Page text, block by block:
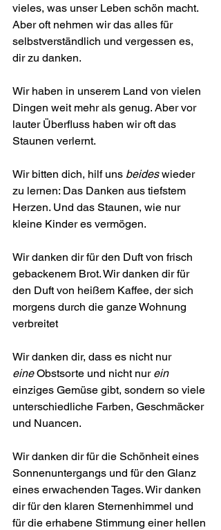
vieles, was unser Leben schön macht.
Aber oft nehmen wir das alles für
selbstverständlich und vergessen es,
dir zu danken.
Wir haben in unserem Land von vielen
Dingen weit mehr als genug. Aber vor
lauter Überfluss haben wir oft das
Staunen verlernt.
Wir bitten dich, hilf uns beides wieder
zu lernen: Das Danken aus tiefstem
Herzen. Und das Staunen, wie nur
kleine Kinder es vermögen.
Wir danken dir für den Duft von frisch
gebackenem Brot. Wir danken dir für
den Duft von heißem Kaffee, der sich
morgens durch die ganze Wohnung
verbreitet
Wir danken dir, dass es nicht nur
eine Obstsorte und nicht nur ein
einziges Gemüse gibt, sondern so viele
unterschiedliche Farben, Geschmäcker
und Nuancen.
Wir danken dir für die Schönheit eines
Sonnenuntergangs und für den Glanz
eines erwachenden Tages. Wir danken
dir für den klaren Sternenhimmel und
für die erhabene Stimmung einer hellen